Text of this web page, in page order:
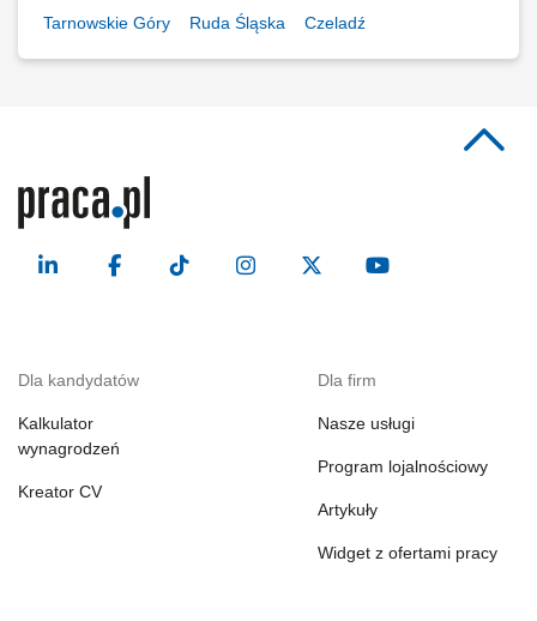
Tarnowskie Góry Ruda Śląska Czeladź
Dla kandydatów
Kalkulator
wynagrodzeń
Kreator CV
Dla firm
Nasze usługi
Program lojalnościowy
Artykuły
Widget z ofertami pracy